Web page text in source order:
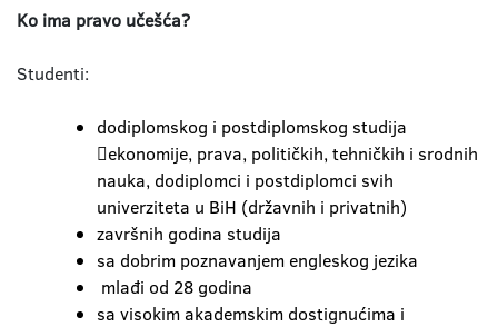
Ko ima pravo učešća?
Studenti:
dodiplomskog i postdiplomskog studija
ekonomije, prava, političkih, tehničkih i srodnih
nauka, dodiplomci i postdiplomci svih
univerziteta u BiH (državnih i privatnih)
završnih godina studija
sa dobrim poznavanjem engleskog jezika
mlađi od 28 godina
sa visokim akademskim dostignućima i